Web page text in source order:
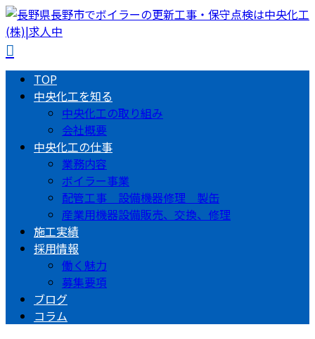
TOP
中央化工を知る
中央化工の取り組み
会社概要
中央化工の仕事
業務内容
ボイラー事業
配管工事 設備機器修理 製缶
産業用機器設備販売、交換、修理
施工実績
採用情報
働く魅力
募集要項
ブログ
コラム